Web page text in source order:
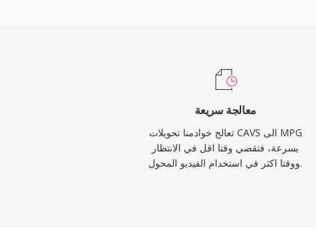
حزم استعادة الأخطاء. التوافق الواسع هو أحد
حيث يمكن لأي مشغل وسائط تقريباً عبر جميع
هذه الملفات دون تثبيت ترميزات إضافية. يستمر
الفيديو الرقمي القديمة.
معالجة سريعة
تعالج خوادمنا تحويلات CAVS الى MPG
بسرعة، فتقضي وقتا اقل في الانتظار
ووقتا اكثر في استخدام الفيديو المحول.